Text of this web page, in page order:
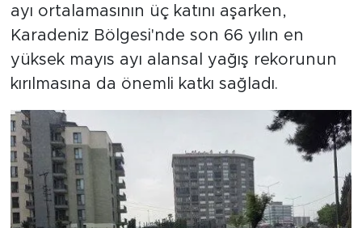
ayı ortalamasının üç katını aşarken,
Karadeniz Bölgesi'nde son 66 yılın en
yüksek mayıs ayı alansal yağış rekorunun
kırılmasına da önemli katkı sağladı.